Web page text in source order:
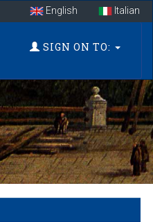
English Italian
SIGN ON TO: